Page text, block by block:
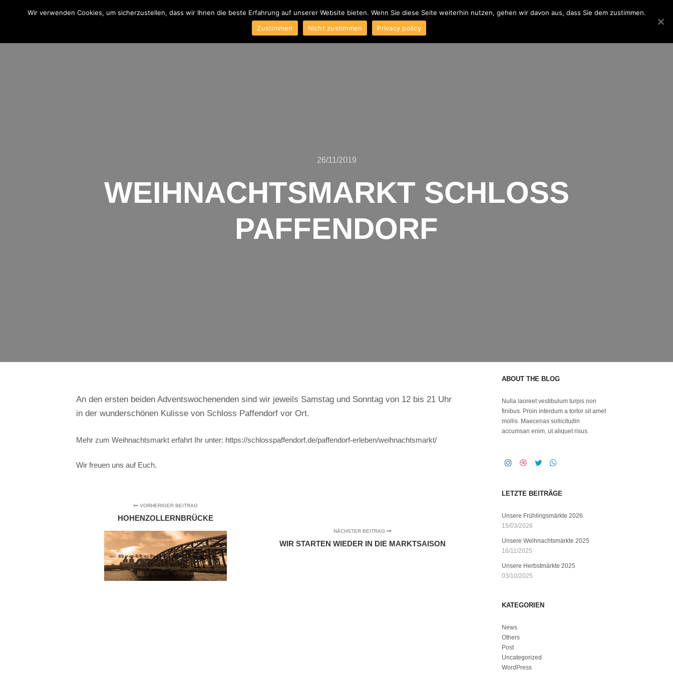
Blog Produkte Kontakt AGB Impressum
26/11/2019
WEIHNACHTSMARKT SCHLOSS
PAFFENDORF
An den ersten beiden Adventswochenenden sind wir jeweils Samstag und Sonntag von 12 bis 21 Uhr
in der wunderschönen Kulisse von Schloss Paffendorf vor Ort.
Mehr zum Weihnachtsmarkt erfahrt Ihr unter: https://schlosspaffendorf.de/paffendorf-erleben/weihnachtsmarkt/
Wir freuen uns auf Euch.
VORHERIGER BEITRAG
HOHENZOLLERNBRÜCKE
NÄCHSTER BEITRAG
WIR STARTEN WIEDER IN DIE MARKTSAISON
ABOUT THE BLOG
Nulla laoreet vestibulum turpis non
finibus. Proin interdum a tortor sit amet
mollis. Maecenas sollicitudin
accumsan enim, ut aliquet risus.
LETZTE BEITRÄGE
Unsere Frühlingsmärkte 2026
15/03/2026
Unsere Weihnachtsmärkte 2025
16/11/2025
Unsere Herbstmärkte 2025
03/10/2025
KATEGORIEN
News
Others
Post
Uncategorized
WordPress
Wir verwenden Cookies, um sicherzustellen, dass wir Ihnen die beste Erfahrung auf unserer Website bieten. Wenn Sie diese Seite weiterhin nutzen, gehen wir davon aus, dass Sie dem zustimmen.
Zustimmen
Nicht zustimmen Privacy policy